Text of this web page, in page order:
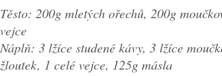
Těsto: 200g mletých ořechů, 200g
vejce
Náplň: 3 lžíce studené kávy, 3 lžíce
žloutek, 1 celé vejce, 125g másla